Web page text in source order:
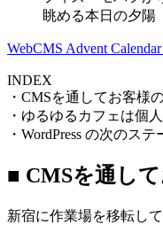
眺める本日の夕陽
WebCMS Advent
INDEX
・CMSを通してお客様
・ゆるゆるカフェは個
・WordPress の次のス
■ CMSを通し
新宿に作業場を移転し